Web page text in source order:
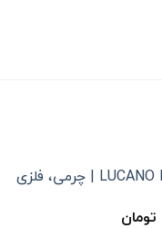
قاب ریموت طرح هرمس LUCANO L7 | چرمی، فلزی
تومانقیمت